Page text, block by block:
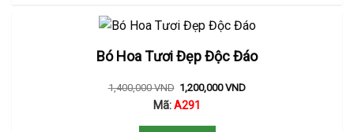
Bó Hoa Tươi Đẹp Độc Đáo
1,400,000VND 1,200,000VND
Mã:A291